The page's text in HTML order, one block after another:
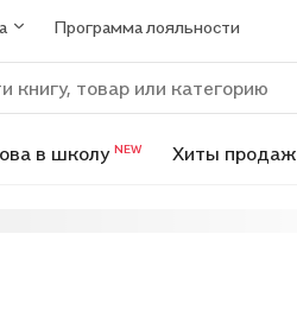
Программа лояльности
в школу NEW Хиты продаж